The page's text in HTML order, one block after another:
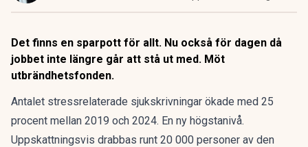
Det finns en sparpott för allt. Nu också för dagen då
jobbet inte längre går att stå ut med. Möt
utbrändhetsfonden.
Antalet stressrelaterade sjukskrivningar ökade med 25
procent mellan 2019 och 2024. En ny högstanivå.
Uppskattningsvis drabbas runt 20 000 personer av den